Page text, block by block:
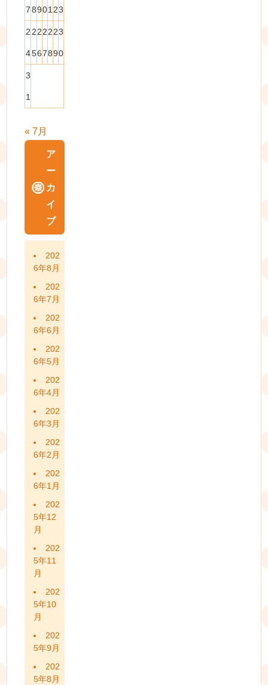
78901 23
2
4
2
5
2
6
2
7
2
8
2
9
3
0
3
1
« 7月
ア
ー
カ
イ
ブ
202
6年8月
202
6年7月
202
6年6月
202
6年5月
202
6年4月
202
6年3月
202
6年2月
202
6年1月
202
5年12
月
202
5年11
月
202
5年10
月
202
5年9月
202
5年8月